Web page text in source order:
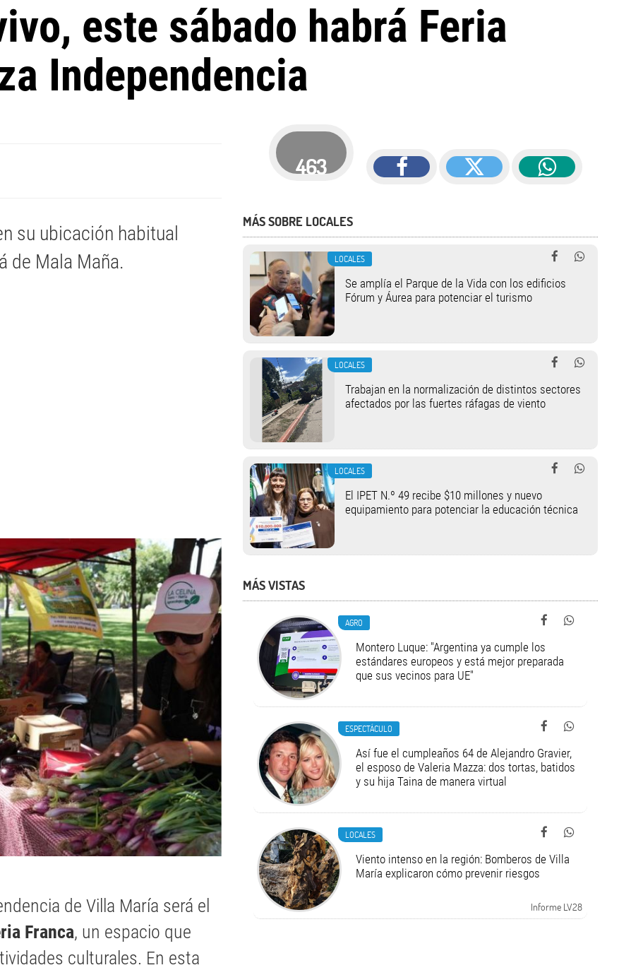
este sábado habrá Feria
Independencia
su ubicación habitual
de Mala Maña.
de Villa María será el
Franca, un espacio que
culturales. En esta
463
MÁS SOBRE LOCALES
LOCALES
Se amplía el Parque de la Vida con los edificios
Fórum y Áurea para potenciar el turismo
LOCALES
Trabajan en la normalización de distintos sectores
afectados por las fuertes ráfagas de viento
LOCALES
El IPET N.º 49 recibe $10 millones y nuevo
equipamiento para potenciar la educación técnica
MÁS VISTAS
AGRO
Montero Luque: "Argentina ya cumple los
estándares europeos y está mejor preparada
que sus vecinos para UE"
ESPECTÁCULO
Así fue el cumpleaños 64 de Alejandro Gravier,
el esposo de Valeria Mazza: dos tortas, batidos
y su hija Taina de manera virtual
LOCALES
Viento intenso en la región: Bomberos de Villa
María explicaron cómo prevenir riesgos
Informe LV28